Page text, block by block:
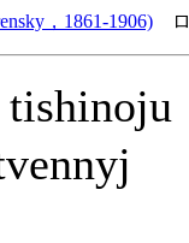
，1861-1906)
tishinoju